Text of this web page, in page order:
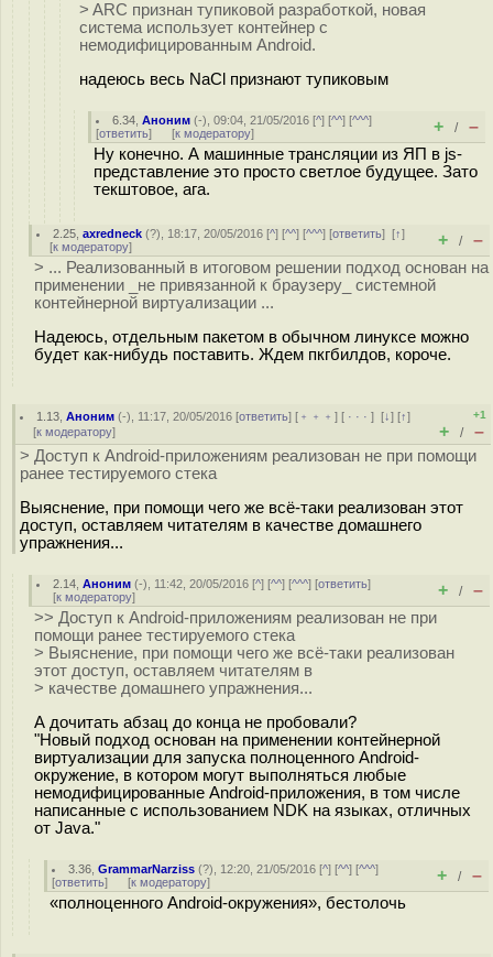
> ARC признан тупиковой разработкой, новая
система использует контейнер с
немодифицированным Android.
надеюсь весь NaCl признают тупиковым
6.34 ,Аноним (-), 09:04, 21/05/2016 [^] [^^] [^^^]
[ответить] [к модератору] + / –
Ну конечно. А машинные трансляции из ЯП в js-
представление это просто светлое будущее. Зато
текштовое, ага.
2.25 ,axredneck (?), 18:17, 20/05/2016 [^] [^^] [^^^] [ответить][↑]
[к модератору] + / –
> ... Реализованный в итоговом решении подход основан на
применении _не привязанной к браузеру_ системной
контейнерной виртуализации ...
Надеюсь, отдельным пакетом в обычном линуксе можно
будет как-нибудь поставить. Ждем пкгбилдов, короче.
1.13 ,Аноним (-), 11:17, 20/05/2016 [ответить] [ ﹢﹢﹢] [ · · ·][↓] [↑]
[к модератору]
+1
+ / –
> Доступ к Android-приложениям реализован не при помощи
ранее тестируемого стека
Выяснение, при помощи чего же всё-таки реализован этот
доступ, оставляем читателям в качестве домашнего
упражнения...
2.14 ,Аноним (-), 11:42, 20/05/2016 [^] [^^] [^^^] [ответить]
[к модератору] + / –
>> Доступ к Android-приложениям реализован не при
помощи ранее тестируемого стека
> Выяснение, при помощи чего же всё-таки реализован
этот доступ, оставляем читателям в
> качестве домашнего упражнения...
А дочитать абзац до конца не пробовали?
"Новый подход основан на применении контейнерной
виртуализации для запуска полноценного Android-
окружение, в котором могут выполняться любые
немодифицированные Android-приложения, в том числе
написанные с использованием NDK на языках, отличных
от Java."
3.36 ,GrammarNarziss (?), 12:20, 21/05/2016 [^] [^^] [^^^]
[ответить] [к модератору] + / –
«полноценного Android-окружения», бестолочь